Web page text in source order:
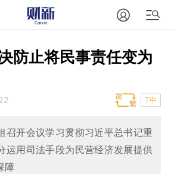
防止将民事责任变为
T中
召开会议学习贯彻习近平总书记重
运用司法手段为民营经济发展提供
障